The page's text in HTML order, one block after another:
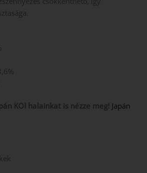
KOI halainkat is nézze meg! Japán